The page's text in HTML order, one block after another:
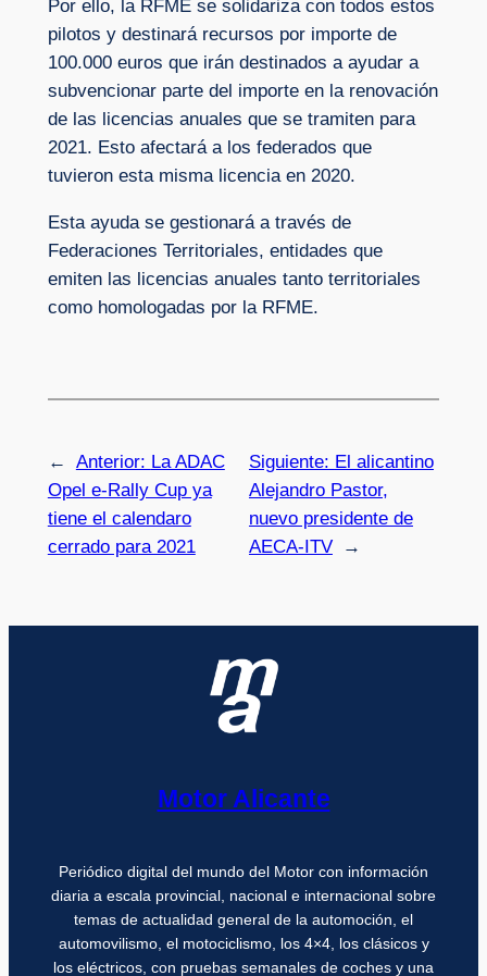
Por ello, la RFME se solidariza con todos estos
pilotos y destinará recursos por importe de
100.000 euros que irán destinados a ayudar a
subvencionar parte del importe en la renovación
de las licencias anuales que se tramiten para
2021. Esto afectará a los federados que
tuvieron esta misma licencia en 2020.
Esta ayuda se gestionará a través de
Federaciones Territoriales, entidades que
emiten las licencias anuales tanto territoriales
como homologadas por la RFME.
← Anterior: La ADAC
Opel e-Rally Cup ya
tiene el calendaro
cerrado para 2021
Siguiente: El alicantino
Alejandro Pastor,
nuevo presidente de
AECA-ITV
→
Motor Alicante
Periódico digital del mundo del Motor con información
diaria a escala provincial, nacional e internacional sobre
temas de actualidad general de la automoción, el
automovilismo, el motociclismo, los 4×4, los clásicos y
los eléctricos, con pruebas semanales de coches y una